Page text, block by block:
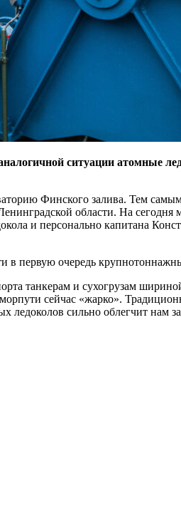
ситуации атомные
Финского залива. Тем
области. На
и персонально капитана
в первую очередь
танкерам и сухогрузам
сейчас «жарко».
сильно облегчит нам